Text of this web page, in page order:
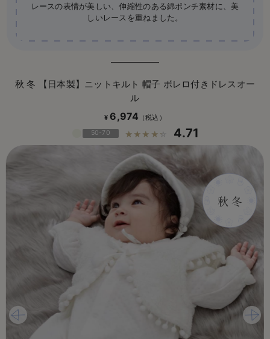
レースの表情が美しい、伸縮性のある綿ポンチ素材に、美
しいレースを重ねました。
秋 冬 【日本製】ニットキルト 帽子 ボレロ付きドレスオー
ル
¥ 6,974
50-70 ☆☆☆☆☆ 4.71